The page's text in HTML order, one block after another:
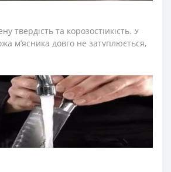
твердість та корозостійкість. У
м’ясника довго не затуплюється,
обробки м’яса і кісток"2900"
використання, завдяки
із потовщенням посередині.
рукоятки не перевантажує кисть
роботи. Рукоятку виготовили з